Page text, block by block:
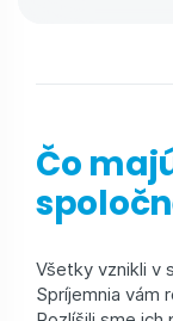
Čo
Všetky vznikli v
Spríjemnia vám